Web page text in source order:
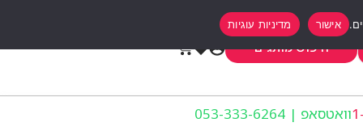
חיפוש מותגים
וואטסאפ | 053-333-6264
אישור מדיניות עוגיות